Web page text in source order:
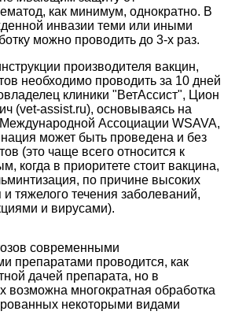
как минимум, однократно. В
инвазии теми или иными
можно проводить до 3-х раз.
производителя вакцин,
необходимо проводить за 10 дней
клиники "ВетАссист", Цион
(vet-assist.ru), основываясь на
Ассоциации WSAVA,
может быть проведена и без
(это чаще всего относится к
когда в приоритете стоит вакцина,
по причине высоких
тяжелого течения заболеваний,
и вирусами).
современными
препаратами проводится, как
дачей препарата, но в
возможна многократная обработка
некоторыми видами